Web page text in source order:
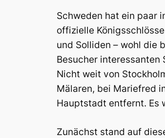
Schweden hat ein paar
offizielle
und Solliden – wohl die
Besucher interessanten
Nicht weit von
Mälaren, bei Mariefred
Hauptstadt entfernt. Es
Zunächst stand auf